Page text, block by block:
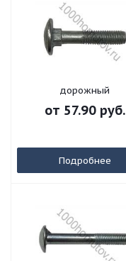
дорожный
от 57.90 руб.
Подробнее